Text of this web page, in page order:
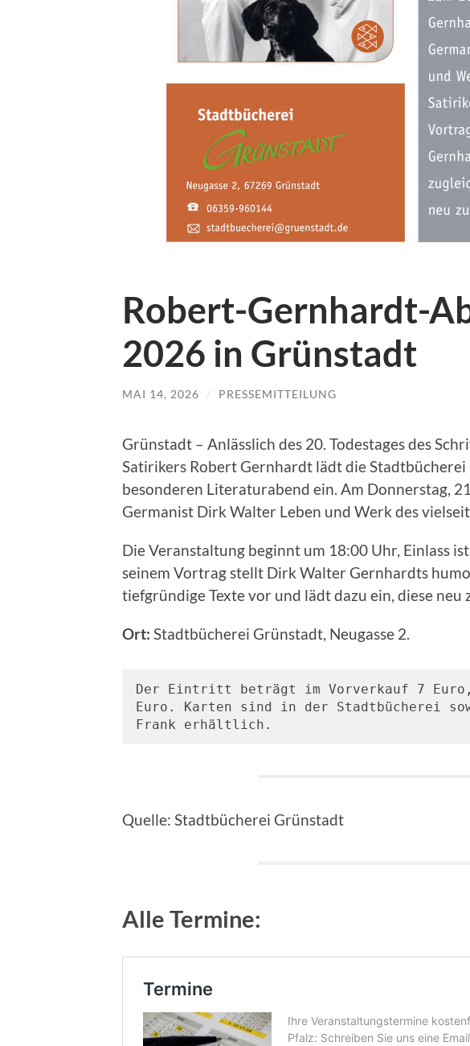
Robert-Gernhardt-
2026 in Grünstadt
MAI 14, 2026 / PRESSEMITTEILUNG
Grünstadt – Anlässlich des 20. Todestages des
Satirikers Robert Gernhardt lädt die
besonderen Literaturabend ein. Am Donnerstag,
Germanist Dirk Walter Leben und Werk des
Die Veranstaltung beginnt um 18:00 Uhr, Einlass
seinem Vortrag stellt Dirk Walter Gernhardts
tiefgründige Texte vor und lädt dazu ein, diese neu
Ort: Stadtbücherei Grünstadt, Neugasse 2.
Der Eintritt beträgt im Vorverkauf 7 Euro,
Euro. Karten sind in der Stadtbücherei
Frank erhältlich.
Quelle: Stadtbücherei Grünstadt
Alle Termine: